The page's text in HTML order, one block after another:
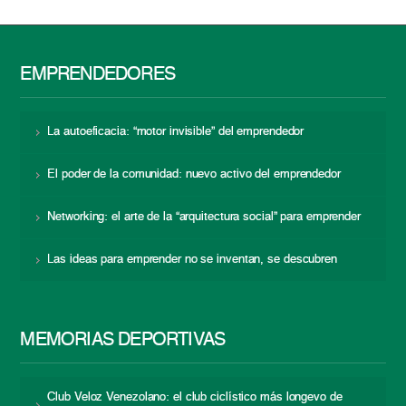
EMPRENDEDORES
La autoeficacia: “motor invisible” del emprendedor
El poder de la comunidad: nuevo activo del emprendedor
Networking: el arte de la “arquitectura social” para emprender
Las ideas para emprender no se inventan, se descubren
MEMORIAS DEPORTIVAS
Club Veloz Venezolano: el club ciclístico más longevo de